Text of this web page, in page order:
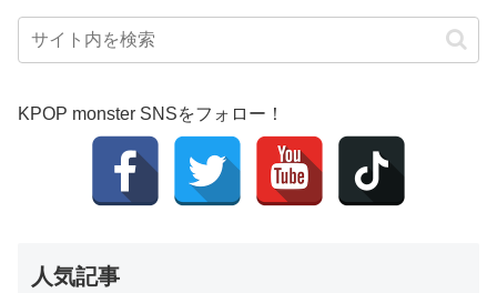
KPOP monster SNSをフォロー！
人気記事